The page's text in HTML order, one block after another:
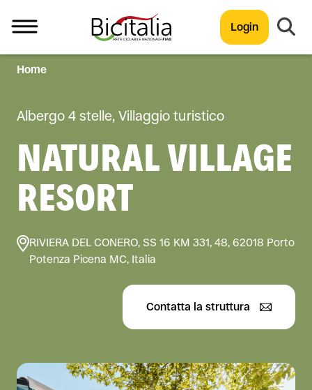
Login
TUTTO
Home
Albergo 4 stelle, Villaggio turistico
NATURAL VILLAGE
RESORT
RIVIERA DEL CONERO, SS 16 KM 331, 48, 62018 Porto
Potenza Picena MC, Italia
Contatta la struttura